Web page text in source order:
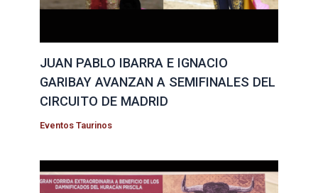
JUAN PABLO IBARRA E IGNACIO
GARIBAY AVANZAN A SEMIFINALES DEL
CIRCUITO DE MADRID
Eventos Taurinos